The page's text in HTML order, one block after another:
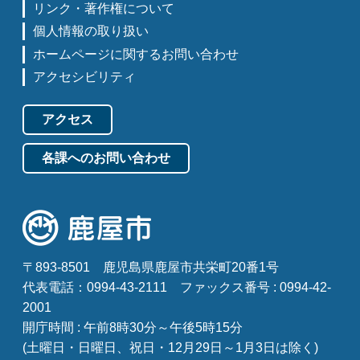
リンク・著作権について
個人情報の取り扱い
ホームページに関するお問い合わせ
アクセシビリティ
アクセス
各課へのお問い合わせ
〒893-8501
鹿児島県鹿屋市共栄町20番1号
代表電話：0994-43-2111
ファックス番号 : 0994-42-
2001
開庁時間 : 午前8時30分～午後5時15分
(土曜日・日曜日、祝日・12月29日～1月3日は除く)